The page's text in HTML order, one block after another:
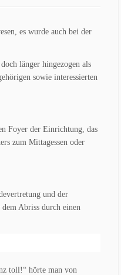
es wurde auch bei der
länger hingezogen als
sowie interessierten
Foyer der Einrichtung, das
zum Mittagessen oder
und der
Abriss durch einen
toll!“ hörte man von